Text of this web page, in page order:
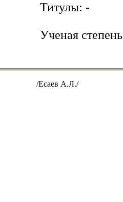
Титулы: -
Ученая
А.Л./